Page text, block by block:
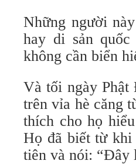
Những người
hay di sản
không cần biển
Và tối ngày
trên vỉa hè căng
thích cho họ
Họ đã biết từ khi
tiên và nói: “Đây